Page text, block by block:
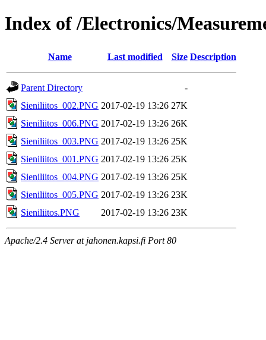
Index of /Electronics/
Name Last modified Size Description
Parent Directory
-
Sieniliitos_002.PNG 2017-02-19 13:26 27K
Sieniliitos_006.PNG 2017-02-19 13:26 26K
Sieniliitos_003.PNG 2017-02-19 13:26 25K
Sieniliitos_001.PNG 2017-02-19 13:26 25K
Sieniliitos_004.PNG 2017-02-19 13:26 25K
Sieniliitos_005.PNG 2017-02-19 13:26 23K
Sieniliitos.PNG
2017-02-19 13:26 23K
Apache/2.4 Server at jahonen.kapsi.fi Port 80